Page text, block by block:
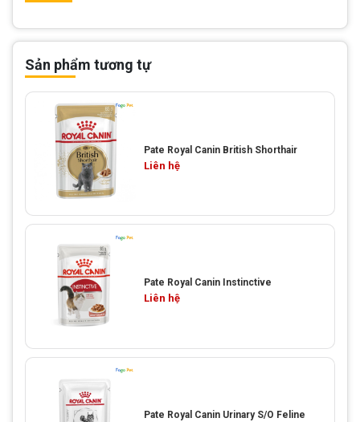
Sản phẩm tương tự
Pate Royal Canin British Shorthair
Liên hệ
Pate Royal Canin Instinctive
Liên hệ
Pate Royal Canin Urinary S/O Feline